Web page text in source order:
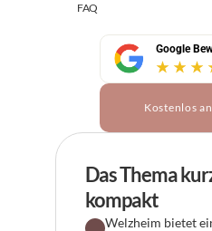
FAQ
Google
Kostenlos
Das Thema
kompakt
Welzheim bietet